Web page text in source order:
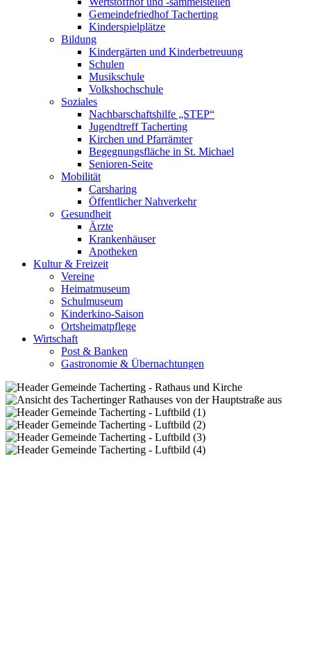
Gemeindefriedhof Tacherting
Kinderspielplätze
Bildung
Kindergärten und Kinderbetreuung
Schulen
Musikschule
Volkshochschule
Soziales
Nachbarschaftshilfe „STEP“
Jugendtreff Tacherting
Kirchen und Pfarrämter
Begegnungsfläche in St. Michael
Senioren-Seite
Mobilität
Carsharing
Öffentlicher Nahverkehr
Gesundheit
Ärzte
Krankenhäuser
Apotheken
Kultur & Freizeit
Vereine
Heimatmuseum
Schulmuseum
Kinderkino-Saison
Ortsheimatpflege
Wirtschaft
Post & Banken
Gastronomie & Übernachtungen